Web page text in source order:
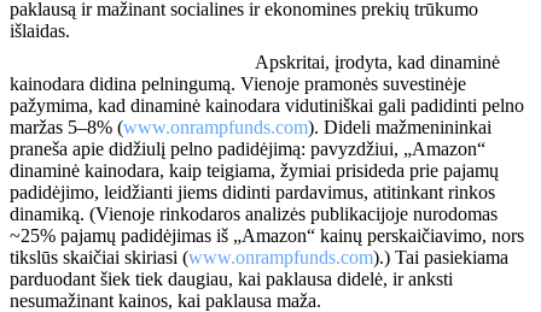
paklausą ir mažinant socialines ir ekonomines prekių trūkumo
išlaidas.
Apskritai, įrodyta, kad dinaminė
kainodara didina pelningumą. Vienoje pramonės suvestinėje
pažymima, kad dinaminė kainodara vidutiniškai gali padidinti pelno
maržas 5–8% (www.onrampfunds.com). Dideli mažmenininkai
praneša apie didžiulį pelno padidėjimą: pavyzdžiui, „Amazon“
dinaminė kainodara, kaip teigiama, žymiai prisideda prie pajamų
padidėjimo, leidžianti jiems didinti pardavimus, atitinkant rinkos
dinamiką. (Vienoje rinkodaros analizės publikacijoje nurodomas
~25% pajamų padidėjimas iš „Amazon“ kainų perskaičiavimo, nors
tikslūs skaičiai skiriasi (www.onrampfunds.com).) Tai pasiekiama
parduodant šiek tiek daugiau, kai paklausa didelė, ir anksti
nesumažinant kainos, kai paklausa maža.